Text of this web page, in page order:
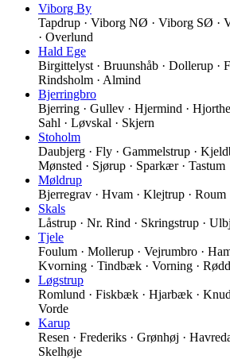
Viborg By
Tapdrup · Viborg NØ · Viborg SØ ·
· Overlund
Hald Ege
Birgittelyst · Bruunshåb · Dollerup ·
Rindsholm · Almind
Bjerringbro
Bjerring · Gullev · Hjermind ·
Sahl · Løvskal · Skjern
Stoholm
Daubjerg · Fly · Gammelstrup ·
Mønsted · Sjørup · Sparkær · Tastum
Møldrup
Bjerregrav · Hvam · Klejtrup · Roum
Skals
Låstrup · Nr. Rind · Skringstrup ·
Tjele
Foulum · Mollerup · Vejrumbro ·
Kvorning · Tindbæk · Vorning ·
Løgstrup
Romlund · Fiskbæk · Hjarbæk ·
Vorde
Karup
Resen · Frederiks · Grønhøj ·
Skelhøje